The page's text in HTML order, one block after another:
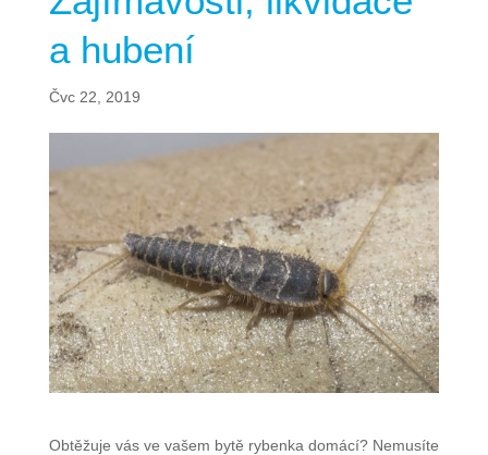
a hubení
Čvc 22, 2019
Obtěžuje vás ve vašem bytě rybenka domácí? Nemusíte